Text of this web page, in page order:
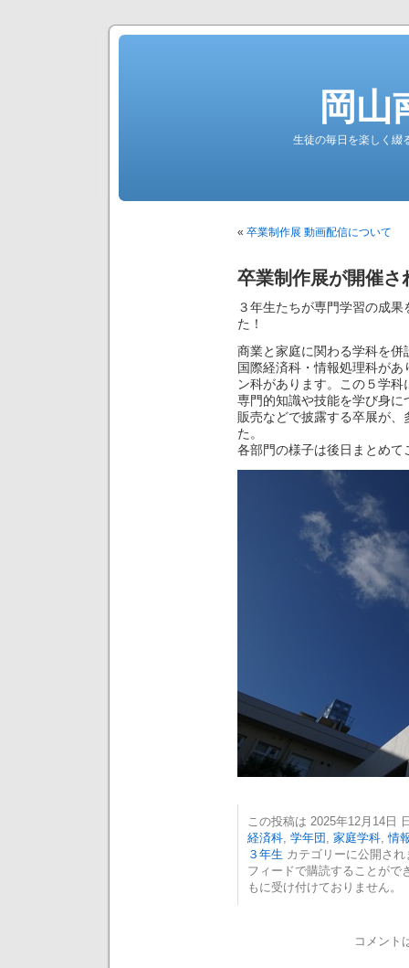
岡山
生徒の毎日を楽しく綴
« 卒業制作展 動画配信について
卒業制作展が開催さ
３年生たちが専門学習の成
た！
商業と家庭に関わる学科を
国際経済科・情報処理科が
ン科があります。この５学
専門的知識や技能を学び身
販売などで披露する卒展が
た。
各部門の様子は後日まとめて
この投稿は 2025年12月14日
経済科 学年団 家庭学科 ,情
３年生 カテゴリーに公開さ
フィードで購読することがで
もに受け付けておりません。
コメント